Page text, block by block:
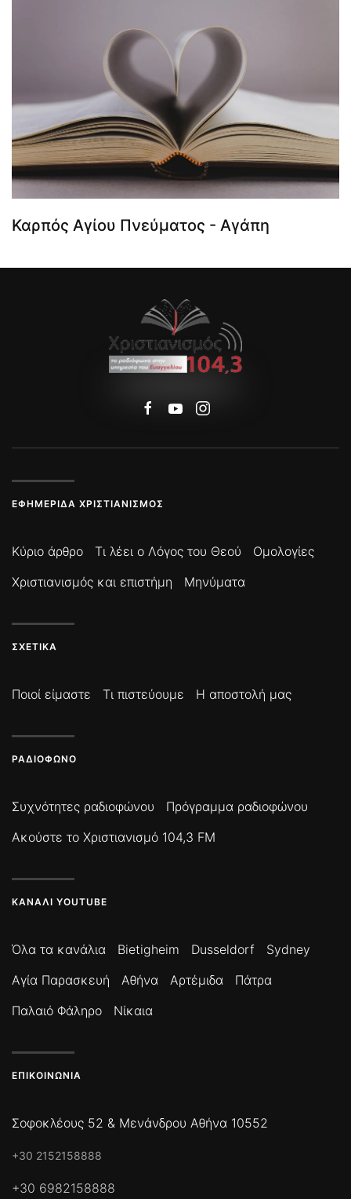
Καρπός Αγίου Πνεύματος - Αγάπη
ΕΦΗΜΕΡΊΔΑ ΧΡΙΣΤΙΑΝΙΣΜΌΣ
Κύριο άρθρο Τι λέει ο Λόγος του Θεού
Ομολογίες
Χριστιανισμός και επιστήμη
Μηνύματα
ΣΧΕΤΙΚΆ
Ποιοί είμαστε Τι πιστεύουμε Η αποστολή μας
ΡΑΔΙΌΦΩΝΟ
Συχνότητες ραδιοφώνου
Πρόγραμμα ραδιοφώνου
Ακούστε το Χριστιανισμό 104,3 FM
ΚΑΝΆΛΙ YOUTUBE
Όλα τα κανάλια Bietigheim Dusseldorf
Sydney
Αγία Παρασκευή
Αθήνα Αρτέμιδα
Πάτρα
Παλαιό Φάληρο
Νίκαια
ΕΠΙΚΟΙΝΩΝΊΑ
Σοφοκλέους 52 & Μενάνδρου Αθήνα 10552
+30 2152158888
+30 6982158888